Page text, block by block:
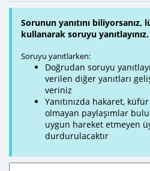
Sorunun yanıtını biliyorsanız,
kullanarak soruyu yanıtlayınız.
Soruyu yanıtlarken:
Doğrudan soruyu
verilen diğer yanıtları
veriniz
Yanıtınızda hakaret,
olmayan paylaşımlar
uygun hareket etmeyen
durdurulacaktır